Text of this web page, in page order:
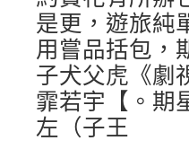
是更，遊旅純
用嘗品括包，
子犬父虎《劇
霏若宇【。期
左（子王